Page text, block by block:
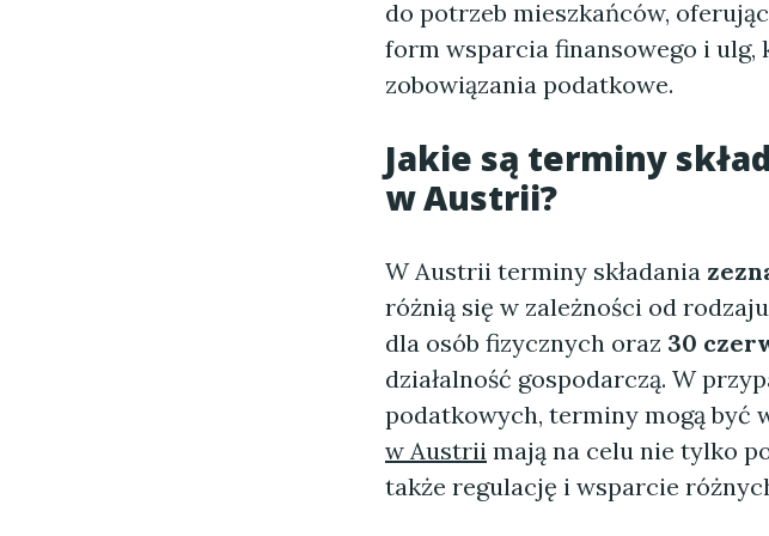
do potrzeb mieszkańców,
form wsparcia finansowego i ulg,
zobowiązania podatkowe.
Jakie są terminy
w Austrii?
W Austrii terminy składania
różnią się w zależności od
dla osób fizycznych oraz 30
działalność gospodarczą. W
podatkowych, terminy mogą być
w Austrii mają na celu nie tylko
także regulację i wsparcie